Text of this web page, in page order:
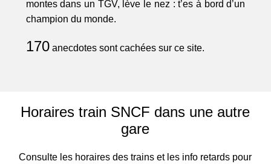
montes dans un TGV, lève le nez : t’es à bord d’un
champion du monde.
170anecdotes sont cachées sur ce site.
Horaires train SNCF dans une autre
gare
Consulte les horaires des trains et les info retards pour